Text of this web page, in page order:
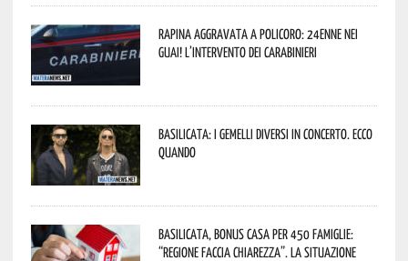
Rapina aggravata a Policoro: 24enne nei
guai! L’intervento dei Carabinieri
Basilicata: i Gemelli DiVersi in concerto. Ecco
quando
Basilicata, Bonus casa per 450 famiglie:
“Regione faccia chiarezza”. La situazione